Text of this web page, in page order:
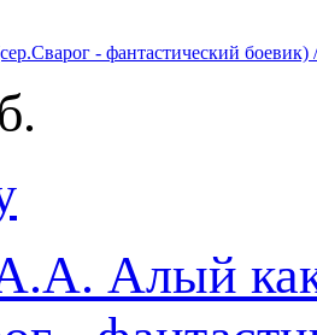
- фантастический